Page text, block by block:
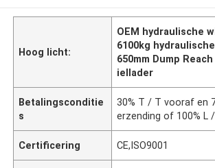
Hoog licht:
OEM hydraulische
6100kg
650mm Dump
iellader
Betalingsconditie
s
30% T / T vooraf en
erzending of 100% L
Certificering CE,ISO9001